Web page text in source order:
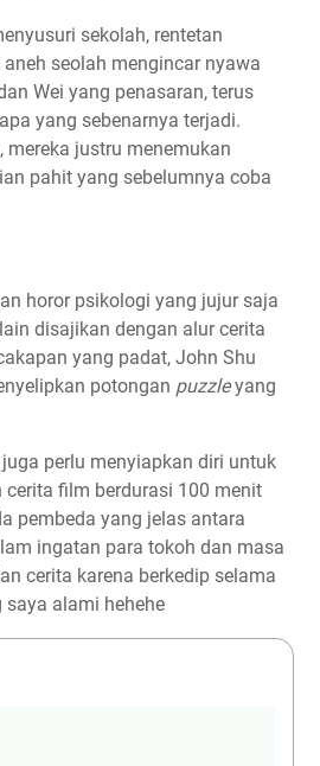
sekolah, rentetan
seolah mengincar nyawa
Wei yang penasaran, terus
yang sebenarnya terjadi.
justru menemukan
pahit yang sebelumnya coba
horor psikologi yang jujur saja
disajikan dengan alur cerita
yang padat, John Shu
potongan puzzleyang
perlu menyiapkan diri untuk
film berdurasi 100 menit
pembeda yang jelas antara
ingatan para tokoh dan masa
cerita karena berkedip selama
saya alami hehehe